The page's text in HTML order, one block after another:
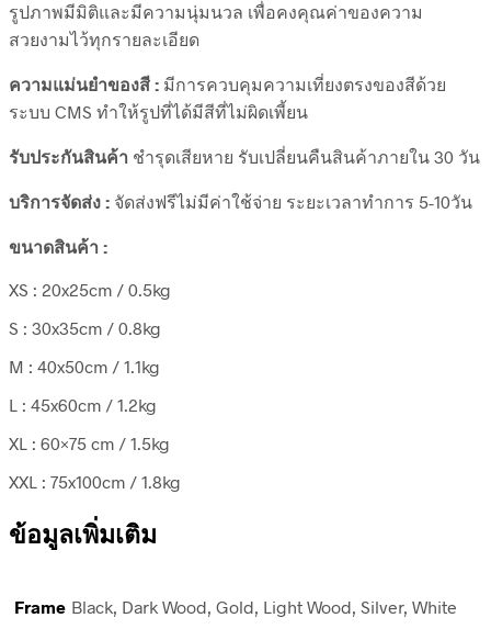
รูปภาพมีมิติและมีความนุ่มนวล เพื่อคงคุณค่าของความ
สวยงามไว้ทุกรายละเอียด
ความแม่นยำของสี : มีการควบคุมความเที่ยงตรงของสีด้วย
ระบบ CMS ทำให้รูปที่ได้มีสีที่ไม่ผิดเพี้ยน
รับประกันสินค้า ชำรุดเสียหาย รับเปลี่ยนคืนสินค้าภายใน 30 วัน
บริการจัดส่ง : จัดส่งฟรีไม่มีค่าใช้จ่าย ระยะเวลาทำการ 5-10วัน
ขนาดสินค้า :
XS : 20x25cm / 0.5kg
S : 30x35cm / 0.8kg
M : 40x50cm / 1.1kg
L : 45x60cm / 1.2kg
XL : 60×75 cm / 1.5kg
XXL : 75x100cm / 1.8kg
ข้อมูลเพิ่มเติม
Frame Black, Dark Wood, Gold, Light Wood, Silver, White